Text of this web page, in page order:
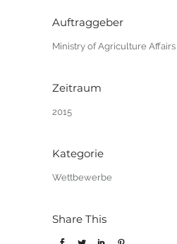
Auftraggeber
Ministry of Agriculture Affairs
Zeitraum
2015
Kategorie
Wettbewerbe
Share This